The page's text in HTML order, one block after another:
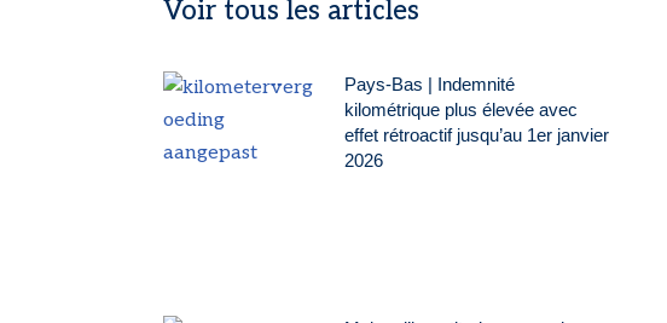
Voir tous les articles
Pays-Bas | Indemnité
kilométrique plus élevée avec
effet rétroactif jusqu’au 1er janvier
2026